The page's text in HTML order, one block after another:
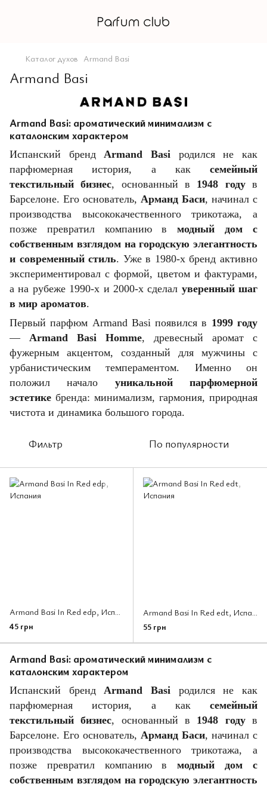
Каталог духов Armand Basi
Armand Basi
Armand Basi: ароматический минимализм с
каталонским характером
Испанский брендArmand Basi родился не как
парфюмерная история, а как семейный
текстильный бизнес, основанный в 1948 годув
Барселоне. Его основатель, Арманд Баси, начинал с
производства высококачественного трикотажа, а
позже превратил компанию вмодный дом с
собственным взглядом на городскую элегантность
и современный стиль. Уже в 1980-х бренд активно
экспериментировал с формой, цветом и фактурами,
а на рубеже 1990-х и 2000-х сделал уверенный шаг
в мир ароматов.
Первый парфюм Armand Basi появился в 1999 году
— Armand Basi Homme, древесный аромат с
фужерным акцентом, созданный для мужчины с
урбанистическим темпераментом. Именно он
положил начало уникальной парфюмерной
эстетике бренда: минимализм, гармония, природная
чистота и динамика большого города.
Фильтр По популярности
Armand Basi In Red edp, Испания
45 грн
Armand Basi In Red edt, Испания
55 грн
Armand Basi: ароматический минимализм с
каталонским характером
Испанский брендArmand Basi родился не как
парфюмерная история, а как семейный
текстильный бизнес, основанный в 1948 годув
Барселоне. Его основатель, Арманд Баси, начинал с
производства высококачественного трикотажа, а
позже превратил компанию вмодный дом с
собственным взглядом на городскую элегантность